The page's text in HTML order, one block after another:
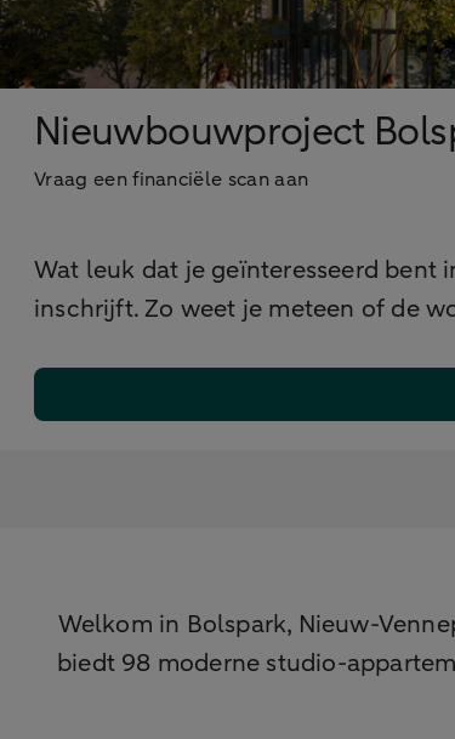
Nieuwbouwproject
Vraag een financiële scan aan
Wat leuk dat je geïnteresseerd bent
inschrijft. Zo weet je meteen of de
Welkom in Bolspark, Nieuw-
biedt 98 moderne studio-